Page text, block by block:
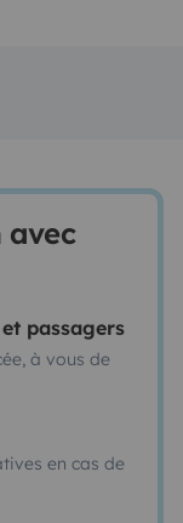
avec
passagers
à vous de
en cas de